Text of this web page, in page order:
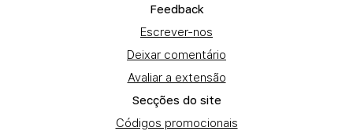
Fеedback
Escrever-nos
Deixar comentário
Avaliar a extensão
Secções do site
Códigos promocionais